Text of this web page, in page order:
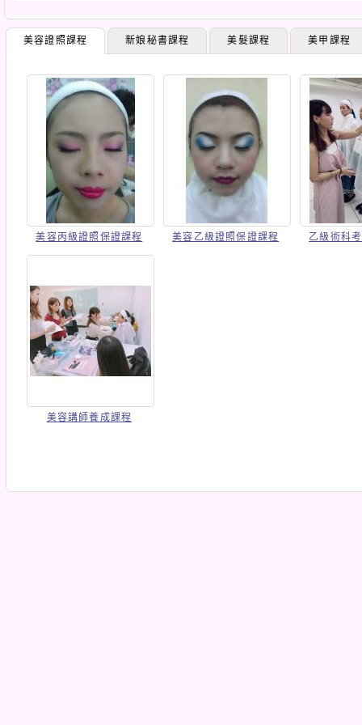
美容證照課程 新娘秘書課程 美髮課程 美甲課程
美容丙級證照保證課程 美容乙級證照保證課程 乙級術科
美容講師養成課程